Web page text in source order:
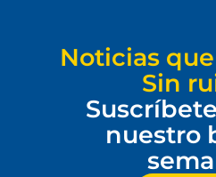
Noticias
Sin
nuestro